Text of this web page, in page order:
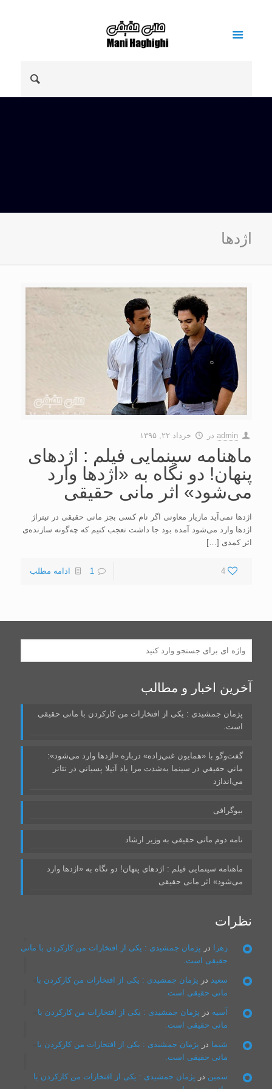
اژدها
admin در خرداد ۲۲, ۱۳۹۵
ماهنامه سینمایی فیلم : اژدهای
پنهان! دو نگاه به «اژدها وارد
می‌شود» اثر مانی حقیقی
اژدها نمی‌آید مازیار معاونی اگر نام کسی بجز مانی حقیقی در تیتراژ
اژدها وارد می‌شود آمده بود جا داشت تعجب کنیم که چه‌گونه سازنده‌ی
اثر کمدی […]
4
1 ادامه مطلب
آخرین اخبار و مطالب
پژمان جمشیدی : یکی از افتخارات من کارکردن با مانی حقیقی
است.
گفت‌وگو با «همايون غني‌زاده» درباره «اژدها وارد مي‌شود»:
ماني حقيقي در سينما به‌شدت مرا ياد آتيلا پسياني در تئاتر
مي‌اندازد
بیوگرافی
نامه دوم مانی حقیقی به وزیر ارشاد
ماهنامه سینمایی فیلم : اژدهای پنهان! دو نگاه به «اژدها وارد
می‌شود» اثر مانی حقیقی
نظرات
زهرا در پژمان جمشیدی : یکی از افتخارات من کارکردن با مانی
حقیقی است.
سعيد در پژمان جمشیدی : یکی از افتخارات من کارکردن با
مانی حقیقی است.
آسيه در پژمان جمشیدی : یکی از افتخارات من کارکردن با
مانی حقیقی است.
شيما در پژمان جمشیدی : یکی از افتخارات من کارکردن با
مانی حقیقی است.
سمين در پژمان جمشیدی : یکی از افتخارات من کارکردن با